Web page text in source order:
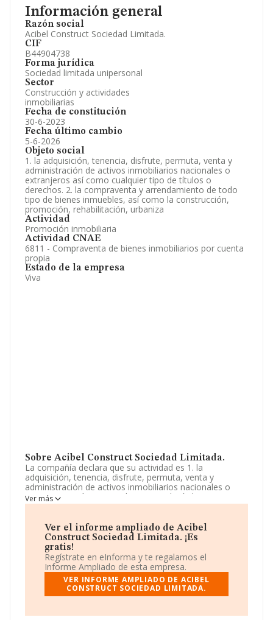
Información general
Razón social
Acibel Construct Sociedad Limitada.
CIF
B44904738
Forma jurídica
Sociedad limitada unipersonal
Sector
Construcción y actividades
inmobiliarias
Fecha de constitución
30-6-2023
Fecha último cambio
5-6-2026
Objeto social
1. la adquisición, tenencia, disfrute, permuta, venta y
administración de activos inmobiliarios nacionales o
extranjeros así como cualquier tipo de títulos o
derechos. 2. la compraventa y arrendamiento de todo
tipo de bienes inmuebles, así como la construcción,
promoción, rehabilitación, urbaniza
Actividad
Promoción inmobiliaria
Actividad CNAE
6811 - Compraventa de bienes inmobiliarios por cuenta
propia
Estado de la empresa
Viva
Sobre Acibel Construct Sociedad Limitada.
La compañía declara que su actividad es 1. la
adquisición, tenencia, disfrute, permuta, venta y
administración de activos inmobiliarios nacionales o
extranjeros así como cualquier tipo de títulos o
derechos. 2. la compraventa y arrendamiento de todo
promoción, rehabilitación, urbaniza. La empresa
aparece inscrita en el Registro Mercantil como Sociedad
Limitada. La actividad de referencia CNAE corresponde
a 'Compraventa de bienes inmobiliarios por cuenta
propia', cuyo Código es 6811. La sociedad no tiene
actividad en mercados exteriores.
La compañíaAcibel Construct Sociedad Limitada
1 2, (46002), en el municipio de Valencia, Comunidad
Ver más
Ver el informe ampliado de Acibel
Construct Sociedad Limitada. ¡Es
gratis!
Regístrate en eInforma y te regalamos el
Informe Ampliado de esta empresa.
VER INFORME AMPLIADO DE ACIBEL
CONSTRUCT SOCIEDAD LIMITADA.
Información oficial y registral complementaria.